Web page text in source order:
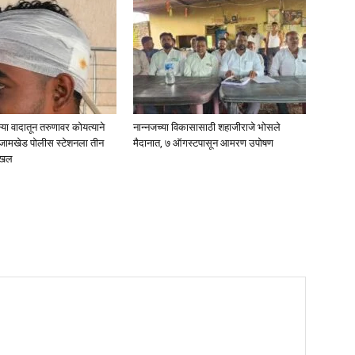
वादातून तरुणावर कोयत्याने
पोलीस स्टेशनला तीन
नान्नजच्या विकासासाठी शहाजीराजे भोसले
मैदानात, ७ ऑगस्टपासून आमरण उपोषण